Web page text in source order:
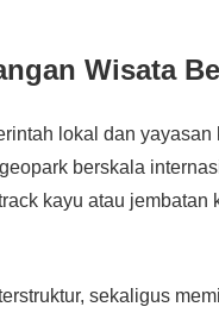
Wisata
lokal dan yayasan
berskala
kayu atau jembatan
sekaligus